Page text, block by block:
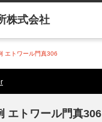
エトワール門真306
エトワール門真306